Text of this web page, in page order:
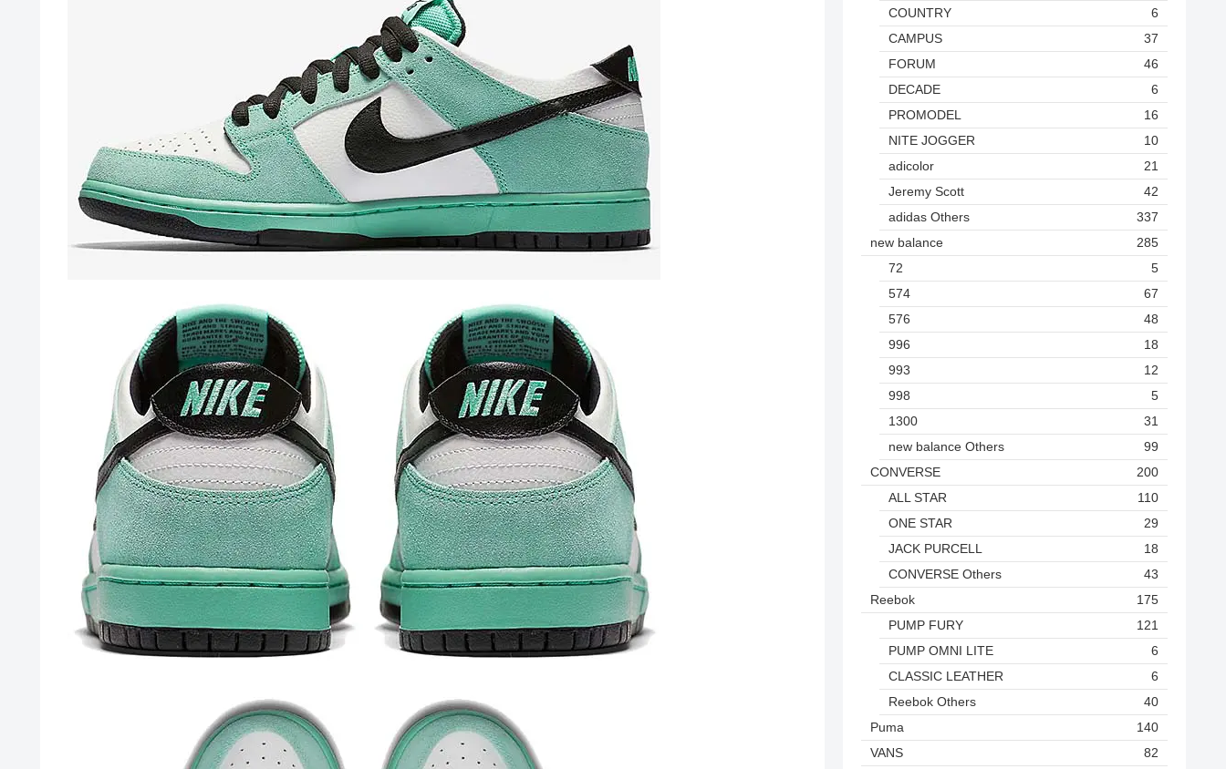
COUNTRY
6
CAMPUS
37
FORUM
46
DECADE
6
PROMODEL
16
NITE JOGGER
10
adicolor
21
Jeremy Scott
42
adidas Others
337
new balance
285
72
5
574
67
576
48
996
18
993
12
998
5
1300
31
new balance Others
99
CONVERSE
200
ALL STAR
110
ONE STAR
29
JACK PURCELL
18
CONVERSE Others
43
Reebok
175
PUMP FURY
121
PUMP OMNI LITE
6
CLASSIC LEATHER
6
Reebok Others
40
Puma
140
VANS
82